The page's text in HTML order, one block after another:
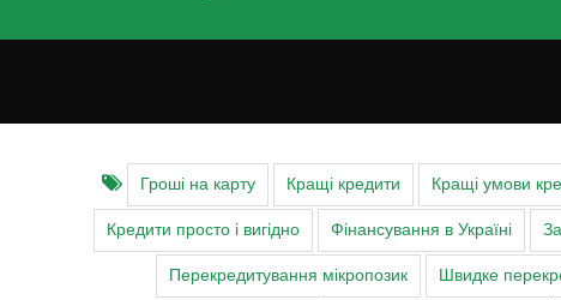
Гроші на карту Кращі кредити Кращі умови
Кредити просто і вигідно Фінансування в Україні
Перекредитування мікропозик Швидке